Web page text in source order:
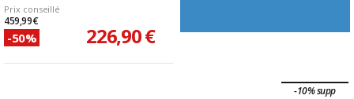
Prix conseillé
459,99 €
-50% 226,90 €
-10% supp